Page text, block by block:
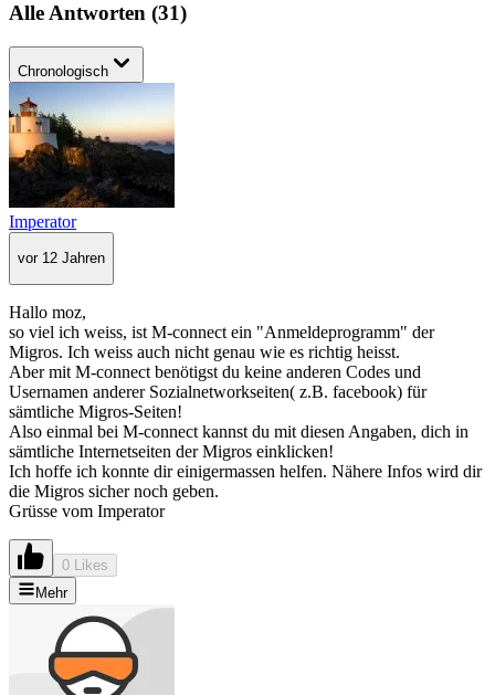
Alle Antworten (31)
Chronologisch
Imperator
vor 12 Jahren
Hallo moz,
so viel ich weiss, ist M-connect ein "Anmeldeprogramm" der
Migros. Ich weiss auch nicht genau wie es richtig heisst.
Aber mit M-connect benötigst du keine anderen Codes und
Usernamen anderer Sozialnetworkseiten( z.B. facebook) für
sämtliche Migros-Seiten!
Also einmal bei M-connect kannst du mit diesen Angaben, dich in
sämtliche Internetseiten der Migros einklicken!
Ich hoffe ich konnte dir einigermassen helfen. Nähere Infos wird dir
die Migros sicher noch geben.
Grüsse vom Imperator
0 Likes
Mehr